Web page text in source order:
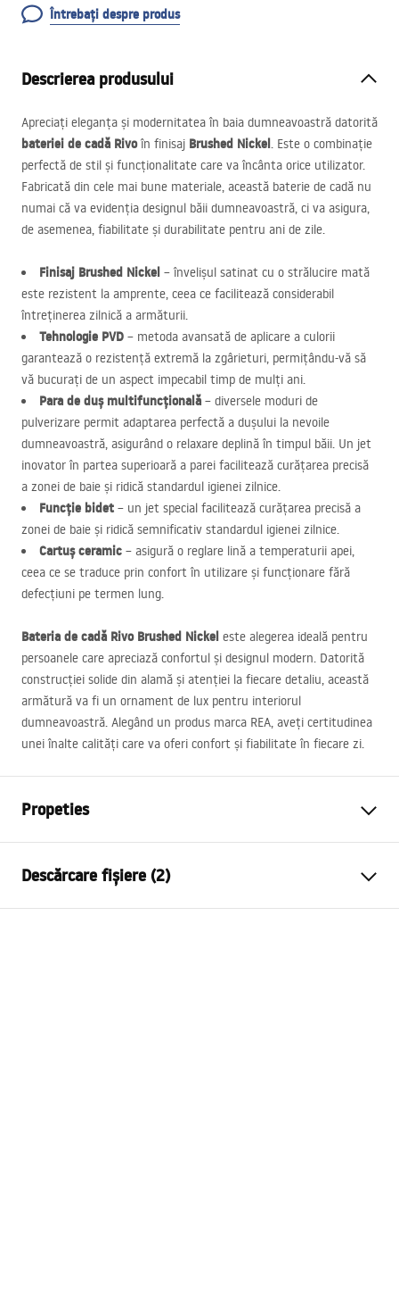
Întrebați despre produs
Descrierea produsului
Apreciați eleganța și modernitatea în baia dumneavoastră datorită
bateriei de cadă Rivoîn finisaj Brushed Nickel. Este o combinație
perfectă de stil și funcționalitate care va încânta orice utilizator.
Fabricată din cele mai bune materiale, această baterie de cadă nu
numai că va evidenția designul băii dumneavoastră, ci va asigura,
de asemenea, fiabilitate și durabilitate pentru ani de zile.
Finisaj Brushed Nickel – învelișul satinat cu o strălucire mată
este rezistent la amprente, ceea ce facilitează considerabil
întreținerea zilnică a armăturii.
Tehnologie PVD – metoda avansată de aplicare a culorii
garantează o rezistență extremă la zgârieturi, permițându-vă să
vă bucurați de un aspect impecabil timp de mulți ani.
Para de duș multifuncțională – diversele moduri de
pulverizare permit adaptarea perfectă a dușului la nevoile
dumneavoastră, asigurând o relaxare deplină în timpul băii. Un jet
inovator în partea superioară a parei facilitează curățarea precisă
a zonei de baie și ridică standardul igienei zilnice.
Funcție bidet – un jet special facilitează curățarea precisă a
zonei de baie și ridică semnificativ standardul igienei zilnice.
Cartuș ceramic – asigură o reglare lină a temperaturii apei,
ceea ce se traduce prin confort în utilizare și funcționare fără
defecțiuni pe termen lung.
Bateria de cadă Rivo Brushed Nickel este alegerea ideală pentru
persoanele care apreciază confortul și designul modern. Datorită
construcției solide din alamă și atenției la fiecare detaliu, această
armătură va fi un ornament de lux pentru interiorul
dumneavoastră. Alegând un produs marca REA, aveți certitudinea
unei înalte calități care va oferi confort și fiabilitate în fiecare zi.
Propeties
Metodă de montaj
Culoare
Oțel periat
Descărcare fișiere (2)